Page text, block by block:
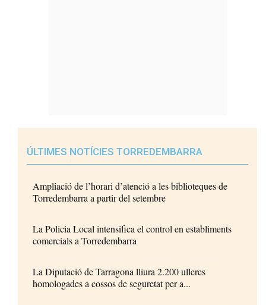
ÚLTIMES NOTÍCIES TORREDEMBARRA
Ampliació de l’horari d’atenció a les biblioteques de
Torredembarra a partir del setembre
La Policia Local intensifica el control en establiments
comercials a Torredembarra
La Diputació de Tarragona lliura 2.200 ulleres
homologades a cossos de seguretat per a...